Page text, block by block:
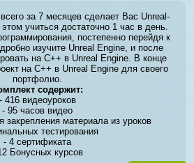
за 7 месяцев сделает Вас Unreal-
учиться достаточно 1 час в день.
постепенно перейдя к
изучите Unreal Engine, и после
на C++ в Unreal Engine. В конце
на C++ в Unreal Engine для своего
портфолио.
содержит:
- 416 видеоуроков
- 95 часов видео
закрепления материала из уроков
тестирования
- 4 сертификата
Бонусных курсов